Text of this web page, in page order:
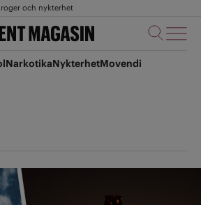
och nykterhet
NarkotikaNykterhetMovendi